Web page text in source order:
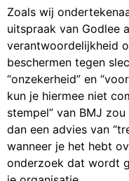
Zoals wij
uitspraak van Godlee
verantwoordelijkheid
beschermen tegen
“onzekerheid” en
kun je hiermee niet
stempel” van BMJ
dan een advies van
wanneer je het hebt
onderzoek dat wordt